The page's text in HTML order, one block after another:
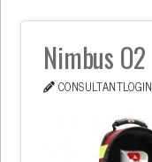
Nimbus O2
CONSULTANTLOGIN